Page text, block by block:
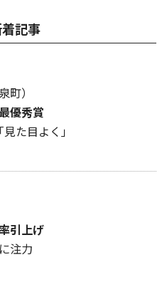
記事
町）
優秀賞
た目よく｣
引上げ
注力